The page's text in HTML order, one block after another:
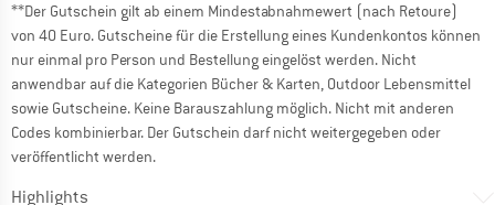
**Der Gutschein gilt ab einem Mindestabnahmewert (nach Retoure)
von 40 Euro. Gutscheine für die Erstellung eines Kundenkontos können
nur einmal pro Person und Bestellung eingelöst werden. Nicht
anwendbar auf die Kategorien Bücher & Karten, Outdoor Lebensmittel
sowie Gutscheine. Keine Barauszahlung möglich. Nicht mit anderen
Codes kombinierbar. Der Gutschein darf nicht weitergegeben oder
veröffentlicht werden.
Highlights